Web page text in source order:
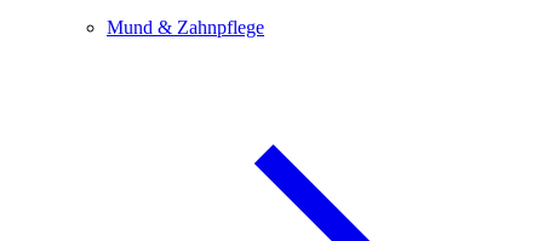
Mund & Zahnpflege